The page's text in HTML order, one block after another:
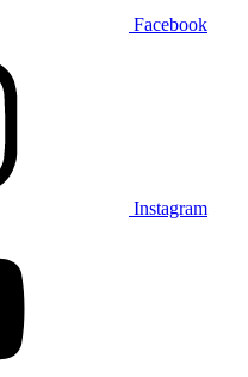
Facebook
Instagram